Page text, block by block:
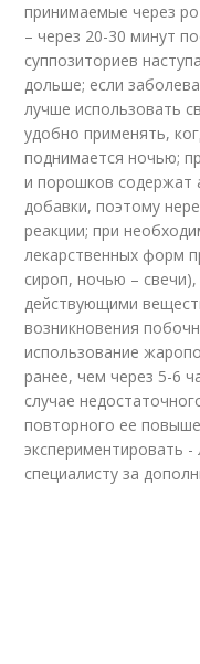
принимаемые через
– через 20-30 минут
суппозиториев
дольше; если
лучше использовать
удобно применять,
поднимается ночью;
и порошков содержат
добавки, поэтому
реакции; при
лекарственных форм
сироп, ночью –
действующими
возникновения
использование
ранее, чем через 5-6
случае
повторного ее
экспериментировать
специалисту за